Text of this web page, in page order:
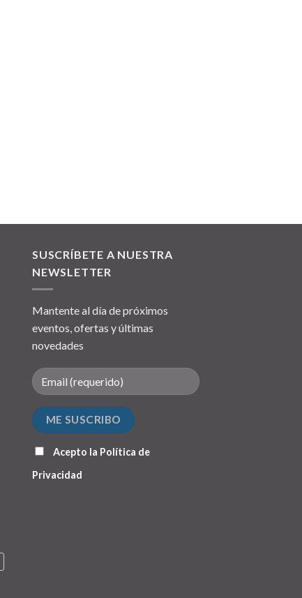
SUSCRÍBETE A NUESTRA
NEWSLETTER
Mantente al día de próximos
eventos, ofertas y últimas
novedades
Acepto la Política de
Privacidad